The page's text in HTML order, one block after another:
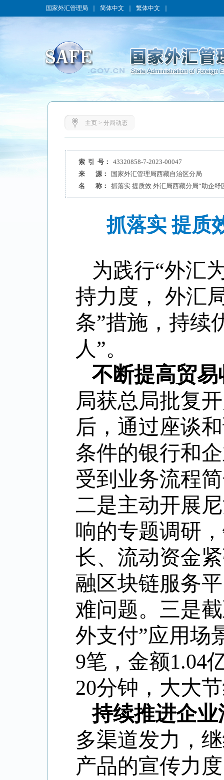
国家外汇管理局 简体中文 繁体中文
主页> 分局动态
索 引 号：
43320858-7-2023-00047
来 源：
国家外汇管理局西藏自治区分局
名 称：
抓落实 提质效 外汇局西藏分局“助企纾
抓落实 提质
为践行“外汇
持力度， 外汇
条”措施，持续
人”。
不断提高贸
局获总局批复
后，通过座谈
条件的银行和
受到业务流程
二是主动开展
响的专题调研
长、流动资金
融区块链服务
难问题。三是
外支付”应用场
9笔，金额1.04
20分钟，大大
持续推进企业
多渠道发力，
产品的宣传力